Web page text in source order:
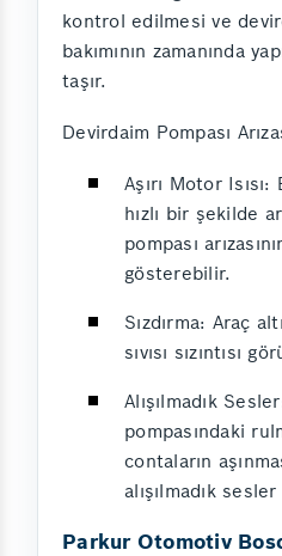
kontrol edilmesi ve
bakımının zamanında
taşır.
Devirdaim Pompası
Aşırı Motor Isısı:
hızlı bir şekilde
pompası
gösterebilir.
Sızdırma: Araç
sıvısı sızıntısı
Alışılmadık
pompasındaki
contaların
alışılmadık
Parkur Otomotiv